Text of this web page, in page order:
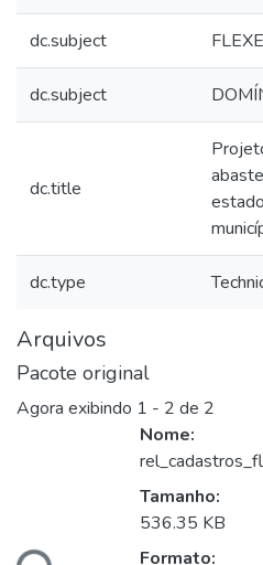
dc.subject
dc.subject
dc.title
dc.type
Arquivos
Pacote original
Agora exibindo 1 - 2 de 2
Nome:
Tamanho:
536.35 KB
Formato: